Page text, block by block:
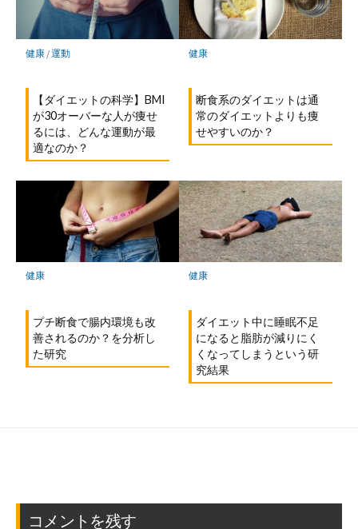
健康/運動
【ダイエットの科学】BMI
が30オーバーな人が痩せ
るには、どんな運動が最
適なのか？
健康
断食系のダイエットは通
常のダイエットよりも痩
せやすいのか？
健康
プチ断食で腸内環境も改
善されるのか？を分析し
た研究
健康
ダイエット中に睡眠不足
になると脂肪が減りにく
くなってしまうという研
究結果
コメントを残す